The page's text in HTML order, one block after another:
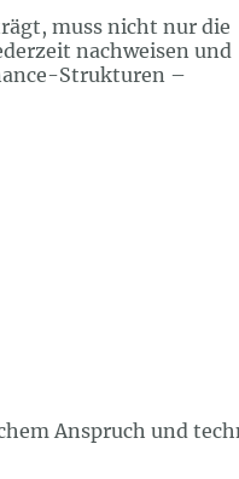
muss nicht nur die
nachweisen und
Strukturen –
Anspruch und